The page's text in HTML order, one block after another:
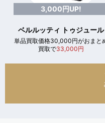
3,000円UP!
ベルルッティ トゥジュール
単品買取価格30,000円がおまと
買取で33,000円